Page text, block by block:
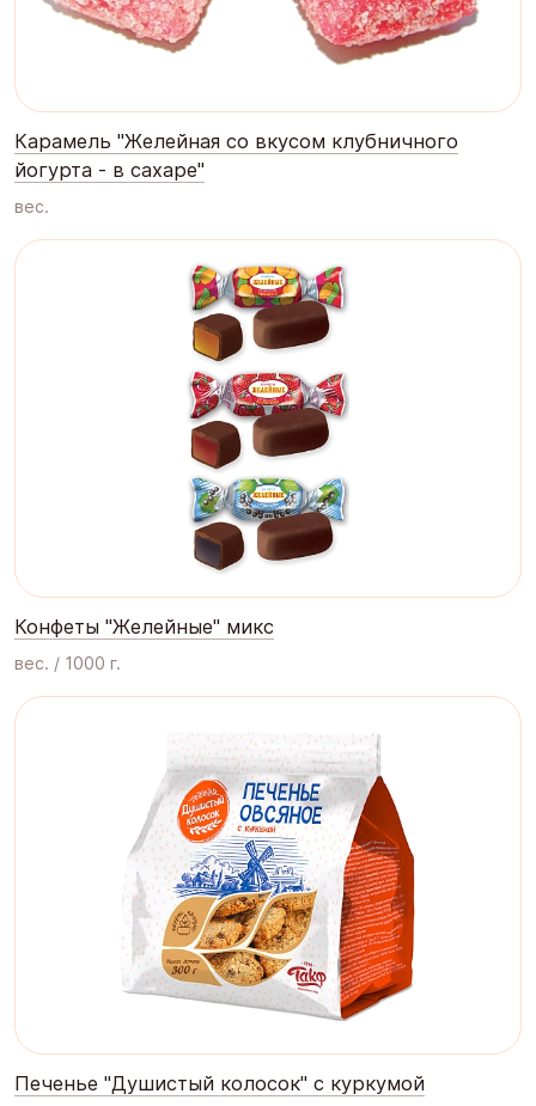
Карамель "Желейная со вкусом клубничного
йогурта - в сахаре"
вес.
Конфеты "Желейные" микс
вес. / 1000 г.
Печенье "Душистый колосок" с куркумой